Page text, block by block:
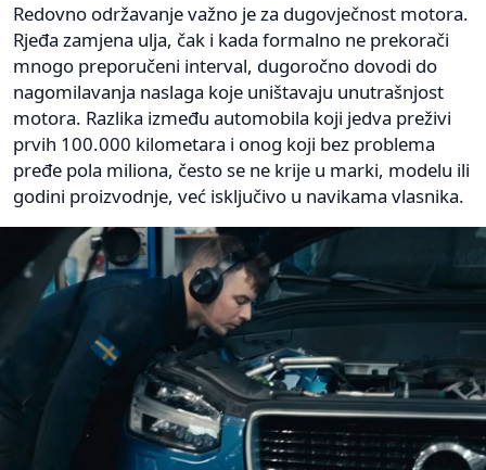
Redovno održavanje važno je za dugovječnost motora.
Rjeđa zamjena ulja, čak i kada formalno ne prekorači
mnogo preporučeni interval, dugoročno dovodi do
nagomilavanja naslaga koje uništavaju unutrašnjost
motora. Razlika između automobila koji jedva preživi
prvih 100.000 kilometara i onog koji bez problema
pređe pola miliona, često se ne krije u marki, modelu ili
godini proizvodnje, već isključivo u navikama vlasnika.